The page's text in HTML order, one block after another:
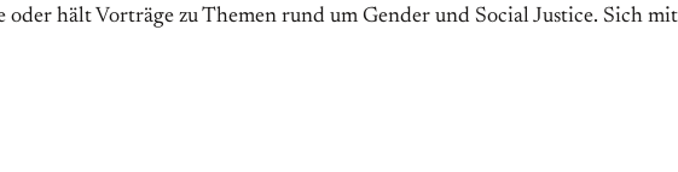
hält Vorträge zu Themen rund um Gender und Social Justice. Sich